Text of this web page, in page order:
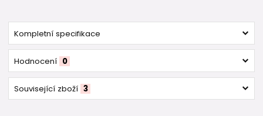
Kompletní specifikace
Hodnocení 0
Související zboží 3